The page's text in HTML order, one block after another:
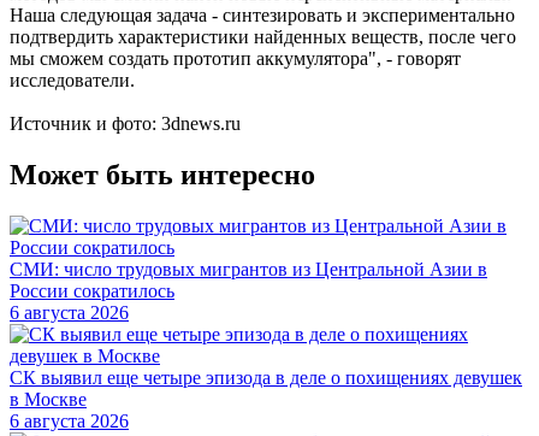
Наша следующая задача - синтезировать и экспериментально
подтвердить характеристики найденных веществ, после чего
мы сможем создать прототип аккумулятора", - говорят
исследователи.
Источник и фото: 3dnews.ru
Может быть интересно
СМИ: число трудовых мигрантов из Центральной Азии в
России сократилось
6 августа 2026
СК выявил еще четыре эпизода в деле о похищениях девушек
в Москве
6 августа 2026